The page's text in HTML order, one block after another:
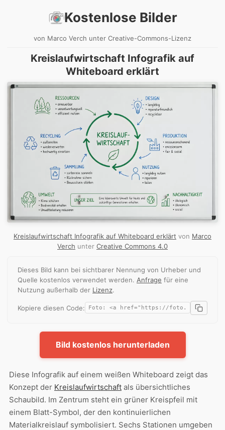
Kostenlose Bilder
von Marco Verch unter Creative-Commons-Lizenz
Kreislaufwirtschaft Infografik auf
Whiteboard erklärt
Kreislaufwirtschaft Infografik auf Whiteboard erklärt von Marco
Verch unter Creative Commons 4.0
Dieses Bild kann bei sichtbarer Nennung von Urheber und
Quelle kostenlos verwendet werden. Anfrage für eine
Nutzung außerhalb der Lizenz.
Kopiere diesen Code:
Bild kostenlos herunterladen
Diese Infografik auf einem weißen Whiteboard zeigt das
Konzept der Kreislaufwirtschaft als übersichtliches
Schaubild. Im Zentrum steht ein grüner Kreispfeil mit
einem Blatt-Symbol, der den kontinuierlichen
Materialkreislauf symbolisiert. Sechs Stationen umgeben